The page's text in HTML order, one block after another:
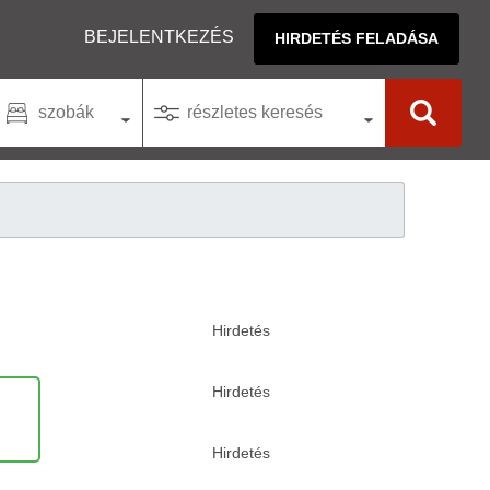
BEJELENTKEZÉS HIRDETÉS FELADÁSA
szobák részletes keresés